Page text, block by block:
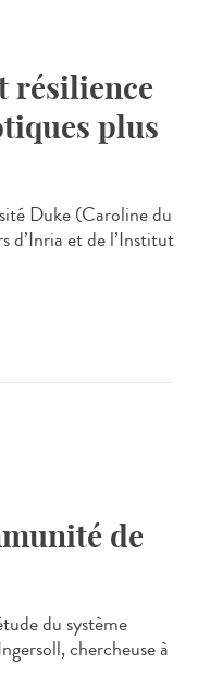
résilience
plus
Duke (Caroline du
d’Inria et de l’Institut
de
du système
chercheuse à